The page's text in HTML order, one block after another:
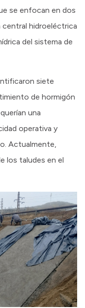
se enfocan en dos
central hidroeléctrica
del sistema de
siete
de hormigón
una
operativa y
Actualmente,
los taludes en el